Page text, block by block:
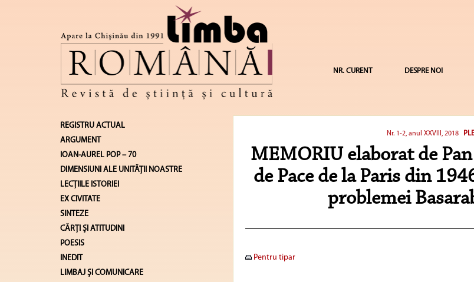
NR. CURENT DESPRE NOI
REGISTRU ACTUAL
ARGUMENT
IOAN-AUREL POP – 70
DIMENSIUNI ALE UNITĂŢII NOASTRE
LECŢIILE ISTORIEI
EX CIVITATE
SINTEZE
CĂRŢI ŞI ATITUDINI
POESIS
INEDIT
LIMBAJ ŞI COMUNICARE
Nr. 1-2, anul XXVIII, 2018
MEMORIU elaborat de
de Pace de la Paris din
problemei
Pentru tipar